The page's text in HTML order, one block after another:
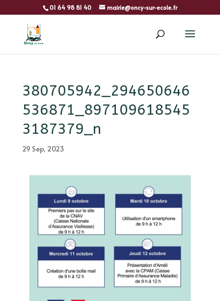
01 64 98 81 40 mairie@oncy-sur-ecole.fr
380705942_294650646
536871_897109618545
3187379_n
29 Sep, 2023